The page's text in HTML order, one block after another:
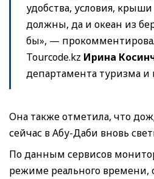
удобства, условия,
должны, да и океан из
бы», —
Tourcode.kz Ирина
департамента туризма и
Она также отметила, что
сейчас в Абу-Даби вновь
По данным сервисов
режиме реального времени,